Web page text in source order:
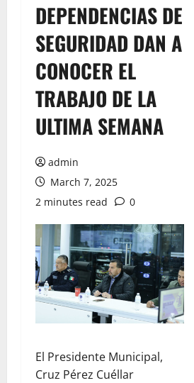
DEPENDENCIAS DE
SEGURIDAD DAN A
CONOCER EL
TRABAJO DE LA
ULTIMA SEMANA
admin
March 7, 2025
2 minutes read
0
El Presidente Municipal,
Cruz Pérez Cuéllar